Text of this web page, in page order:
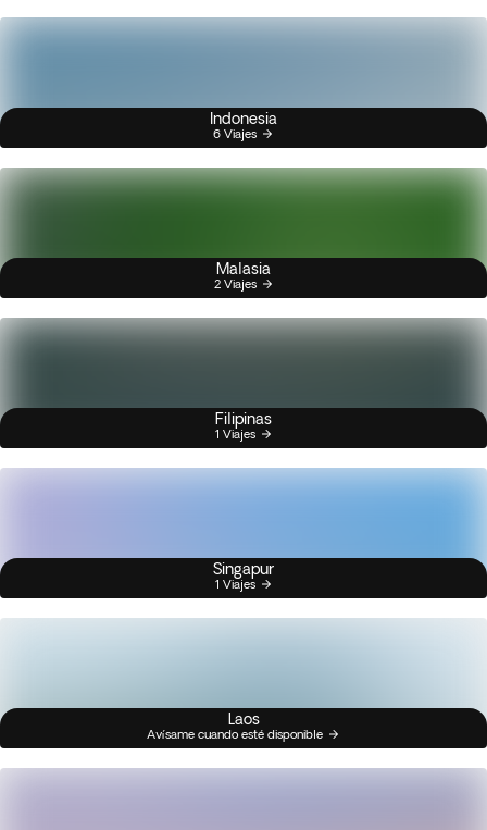
Indonesia
6 Viajes
Malasia
2 Viajes
Filipinas
1 Viajes
Singapur
1 Viajes
Laos
Avísame cuando esté disponible